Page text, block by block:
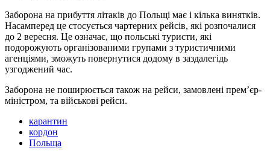
Заборона на прибуття літаків до Польщі має і кілька винятків.
Насамперед це стосується чартерних рейсів, які розпочалися
до 2 вересня. Це означає, що польські туристи, які
подорожують організованими групами з туристичними
агенціями, зможуть повернутися додому в заздалегідь
узгоджений час.
Заборона не поширюється також на рейси, замовлені прем’єр-
міністром, та військові рейси.
карантин
кордон
Польща